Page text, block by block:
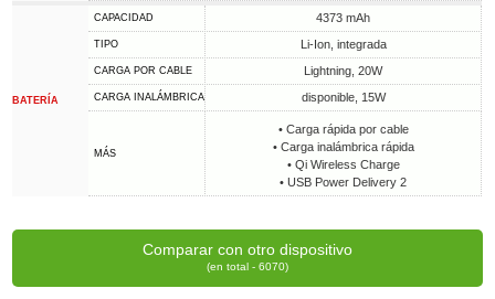
BATERÍA
CAPACIDAD 4373 mAh
TIPO Li-Ion, integrada
CARGA POR CABLE Lightning, 20W
CARGA INALÁMBRICA disponible, 15W
MÁS
• Carga rápida por cable
• Carga inalámbrica rápida
• Qi Wireless Charge
• USB Power Delivery 2
Comparar con otro dispositivo
(en total - 6070)